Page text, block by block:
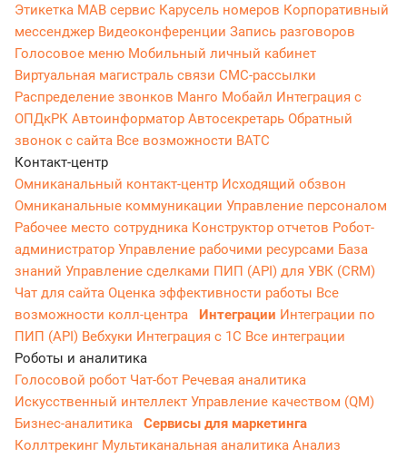
Этикетка МАВ сервис Карусель номеров Корпоративный
мессенджер Видеоконференции Запись разговоров
Голосовое меню Мобильный личный кабинет
Виртуальная магистраль связи СМС-рассылки
Распределение звонков Манго Мобайл Интеграция с
ОПДкРК Автоинформатор Автосекретарь Обратный
звонок с сайта Все возможности ВАТС
Контакт-центр
Омниканальный контакт-центр Исходящий обзвон
Омниканальные коммуникации Управление персоналом
Рабочее место сотрудника Конструктор отчетов Робот-
администратор Управление рабочими ресурсами База
знаний Управление сделками ПИП (API) для УВК (CRM)
Чат для сайта Оценка эффективности работы Все
возможности колл-центра
Интеграции Интеграции по
ПИП (API) Вебхуки Интеграция с 1С Все интеграции
Роботы и аналитика
Голосовой робот Чат-бот Речевая аналитика
Искусственный интеллект Управление качеством (QM)
Бизнес-аналитика
Сервисы для маркетинга
Коллтрекинг Мультиканальная аналитика Анализ